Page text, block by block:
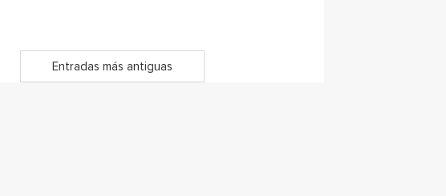
Entradas más antiguas